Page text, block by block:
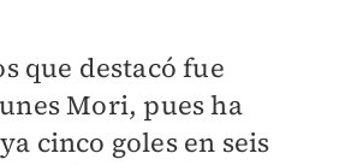
que destacó fue
Mori, pues ha
cinco goles en seis